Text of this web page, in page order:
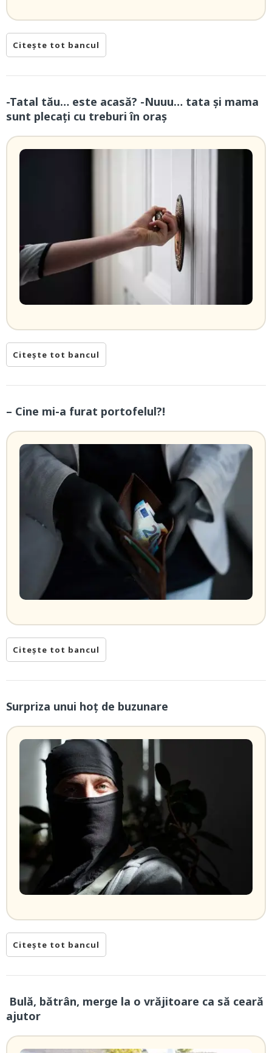
Citește tot bancul
-Tatal tău… este acasă? -Nuuu… tata și mama
sunt plecați cu treburi în oraș
Citește tot bancul
– Cine mi-a furat portofelul?!
Citește tot bancul
Surpriza unui hoţ de buzunare
Citește tot bancul
Bulă, bătrân, merge la o vrăjitoare ca să ceară
ajutor